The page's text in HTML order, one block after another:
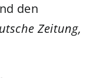
den
Zeitung,